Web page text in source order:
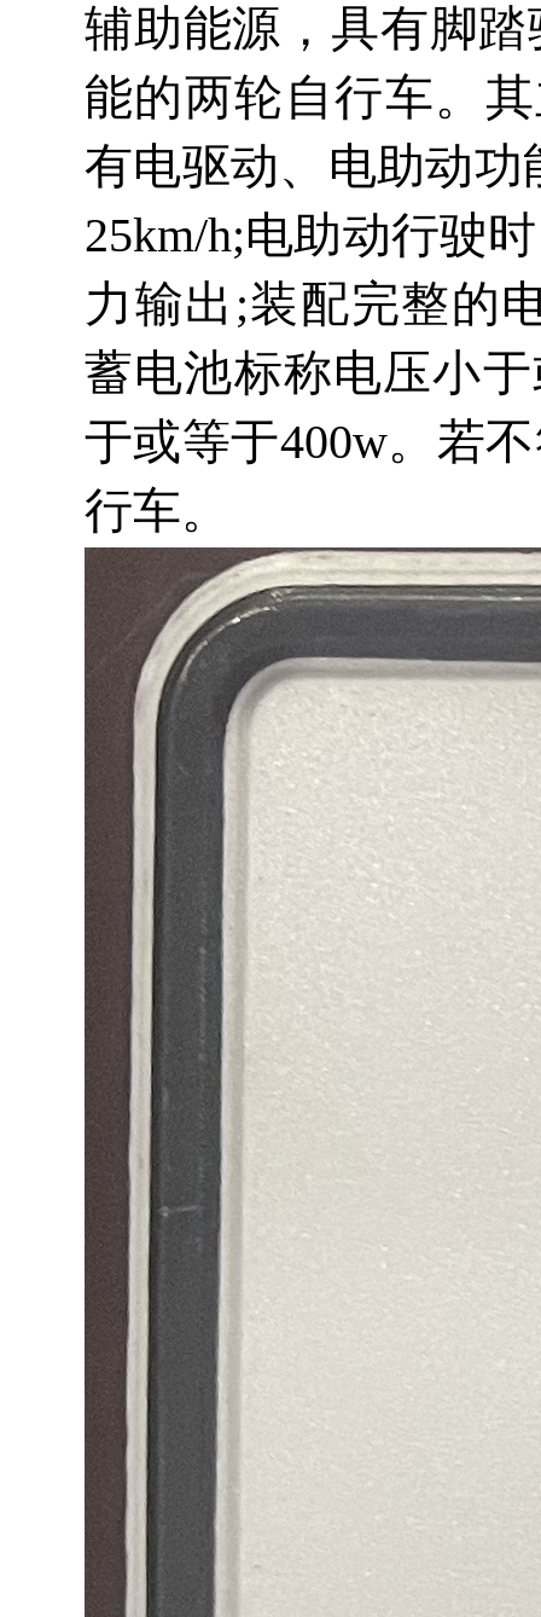
辅助能源，具有脚
能的两轮自行车。
有电驱动、电助动
25km/h;电助动行驶
力输出;装配完整的
蓄电池标称电压小
于或等于400w。若
行车。